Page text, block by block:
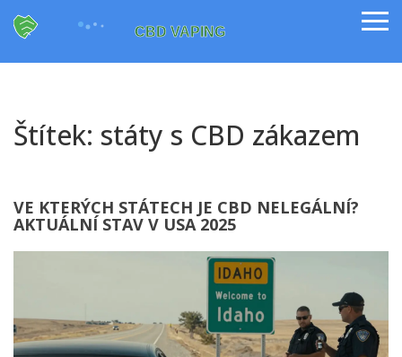
Štítek: státy s CBD zákazem
VE KTERÝCH STÁTECH JE CBD NELEGÁLNÍ?
AKTUÁLNÍ STAV V USA 2025